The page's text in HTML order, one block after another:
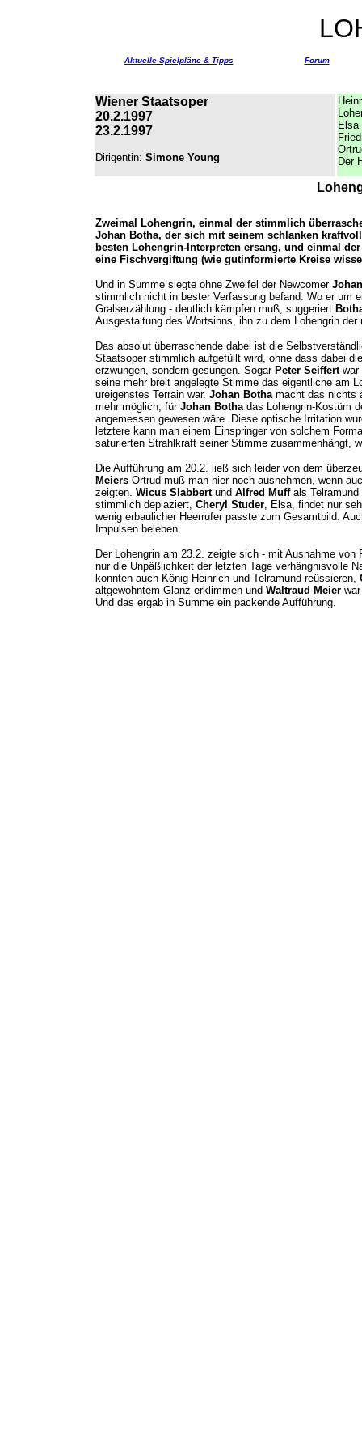
Aktuelle Spielpläne & Tipps Forum
Wiener Staatsoper
20.2.1997
23.2.1997
Dirigentin: Simone Young
Der
Zweimal Lohengrin, einmal der stimmlich
Johan Botha, der sich mit seinem schlanken
besten Lohengrin-Interpreten ersang, und einmal
eine Fischvergiftung (wie gutinformierte Kreise
Und in Summe siegte ohne Zweifel der Newcomer
stimmlich nicht in bester Verfassung befand. Wo er um
Gralserzählung - deutlich kämpfen muß, suggeriert
Ausgestaltung des Wortsinns, ihn zu dem Lohengrin
Das absolut überraschende dabei ist die
Staatsoper stimmlich aufgefüllt wird, ohne dass dabei
erzwungen, sondern gesungen. Sogar Peter Seiffertwar
seine mehr breit angelegte Stimme das eigentliche am
ureigenstes Terrain war. Johan Bothamacht das nichts
mehr möglich, für Johan Bothadas Lohengrin-Kostüm
angemessen gewesen wäre. Diese optische Irritation
letztere kann man einem Einspringer von solchem
saturierten Strahlkraft seiner Stimme zusammenhängt,
Die Aufführung am 20.2. ließ sich leider von dem
Meiers Ortrud muß man hier noch ausnehmen, wenn
zeigten. Wicus Slabbertund Alfred Muffals Telramund
stimmlich deplaziert, Cheryl Studer, Elsa, findet nur
wenig erbaulicher Heerrufer passte zum Gesamtbild.
Impulsen beleben.
Der Lohengrin am 23.2. zeigte sich - mit Ausnahme
nur die Unpäßlichkeit der letzten Tage verhängnisvolle
konnten auch König Heinrich und Telramund reüssieren,
altgewohntem Glanz erklimmen und Waltraud Meier
Und das ergab in Summe ein packende Aufführung.